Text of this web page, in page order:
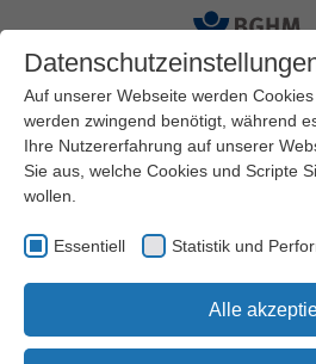
Suche nach
und
Auf unserer Webseite werden
werden zwingend benötigt, während
Ihre Nutzererfahrung auf unserer
Sie aus, welche Cookies und Scripte
wollen.
Essentiell Statistik und
Alle